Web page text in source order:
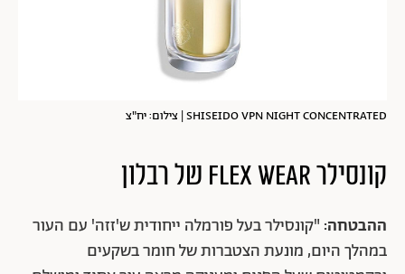
SHISEIDO VPN NIGHT CONCENTRATED | צילום: יח"צ
קונסילר FLEX WEAR של רבלון
ההבטחה: "קונסילר בעל פורמלה ייחודית ש'זזה' עם העור
במהלך היום, מונעת הצטברות של חומר בשקעים